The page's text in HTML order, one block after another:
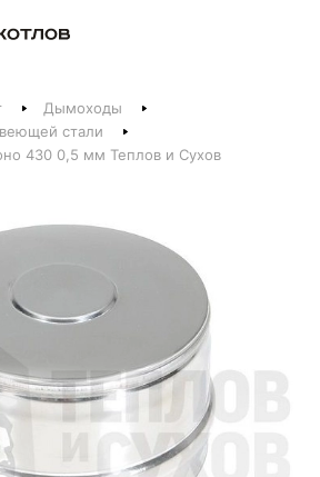
41
41
Дымоходы
стали
430 0,5 мм Теплов и Сухов